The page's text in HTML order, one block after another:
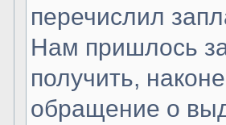
перечислил
Нам пришлось
получить,
обращение о